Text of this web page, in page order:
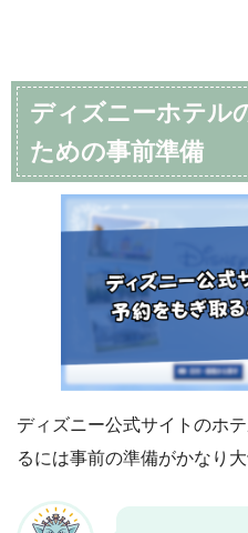
ディズニーホテル
ための事前準備
ディズニー公式サイトのホ
るには事前の準備がかなり大